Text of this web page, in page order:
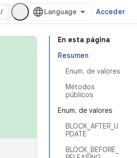
/ Acceder
En esta página
Resumen
Enum. de valores
Métodos
públicos
Enum. de valores
BLOCK_AFTER_U
PDATE
BLOCK_BEFORE_